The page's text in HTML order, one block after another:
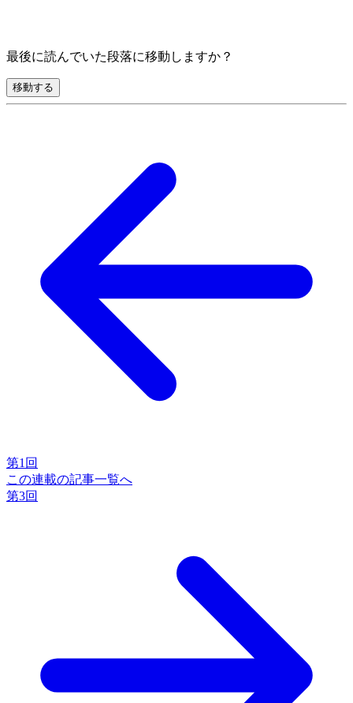
最後に読んでいた段落に移動しますか？
移動する
第1回
この連載の記事一覧へ
第3回